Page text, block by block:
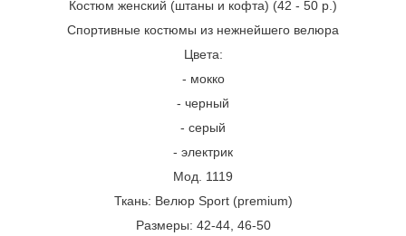
Костюм женский (штаны и кофта) (42 - 50 р.)
Спортивные костюмы из нежнейшего велюра
Цвета:
- мокко
- черный
- серый
- электрик
Мод. 1119
Ткань: Велюр Sport (premium)
Размеры: 42-44, 46-50